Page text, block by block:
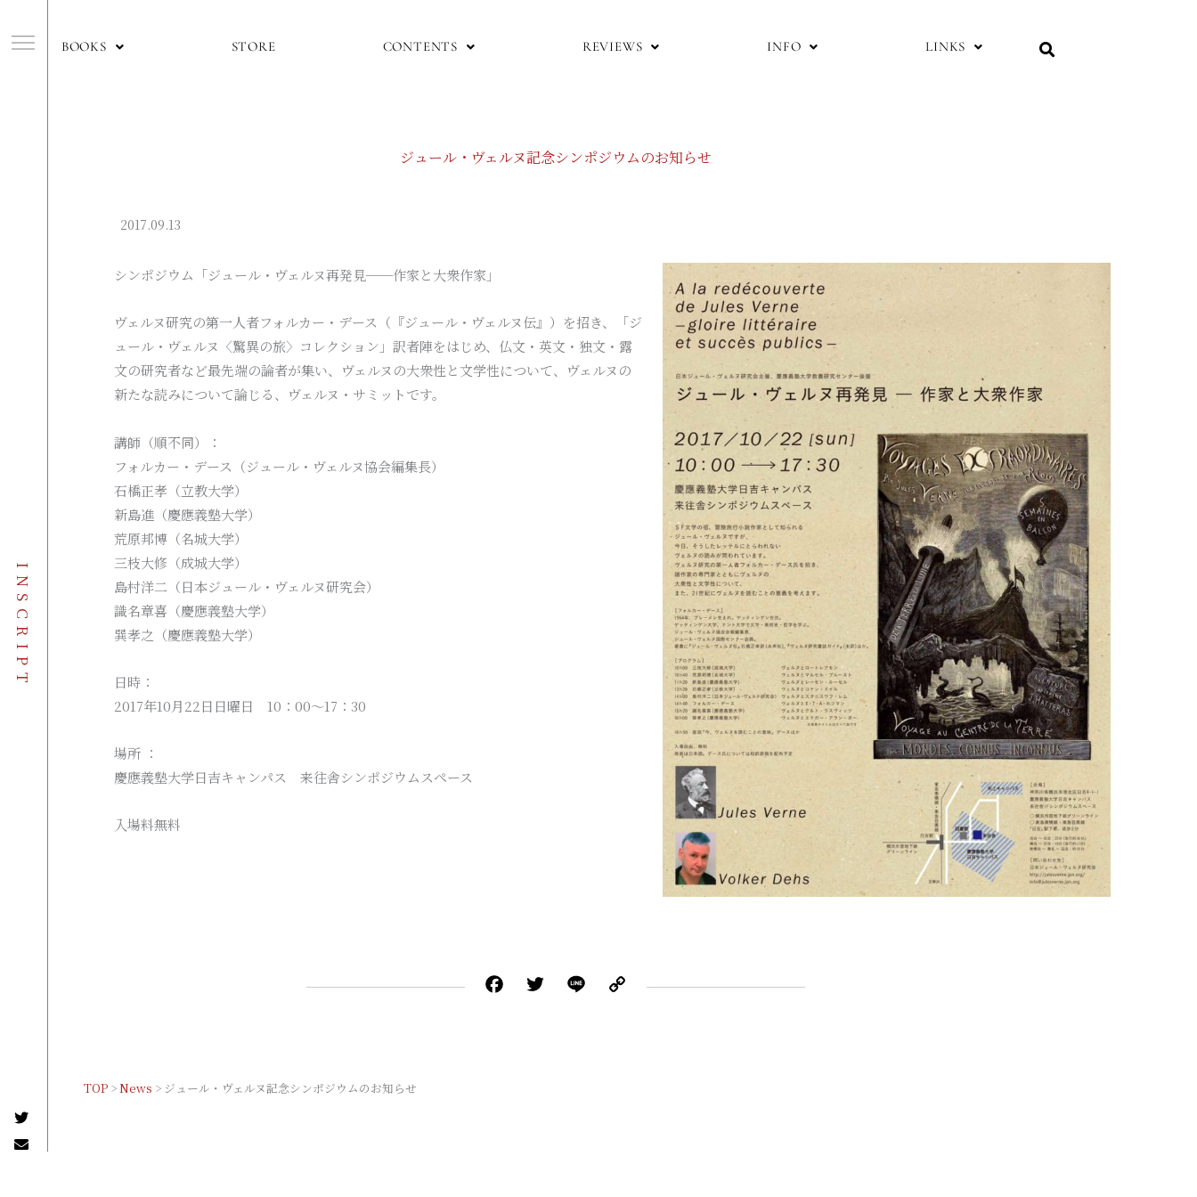
容
BOOKS STORE CONTENTS REVIEWS INFO LINKS
INSCRIPT
ジュール・ヴェルヌ記念シンポジウムのお知らせ
2017.09.13
シンポジウム「ジュール・ヴェルヌ再発見──作家と大衆作家」
ヴェルヌ研究の第一人者フォルカー・デース（『ジュール・ヴェルヌ伝』）を招き、「ジ
ュール・ヴェルヌ〈驚異の旅〉コレクション」訳者陣をはじめ、仏文・英文・独文・露
文の研究者など最先端の論者が集い、ヴェルヌの大衆性と文学性について、ヴェルヌの
新たな読みについて論じる、ヴェルヌ・サミットです。
講師（順不同）：
フォルカー・デース（ジュール・ヴェルヌ協会編集長）
石橋正孝（立教大学）
新島進（慶應義塾大学）
荒原邦博（名城大学）
三枝大修（成城大学）
島村洋二（日本ジュール・ヴェルヌ研究会）
識名章喜（慶應義塾大学）
巽孝之（慶應義塾大学）
日時：
2017年10月22日日曜日 10：00～17：30
場所 ：
慶應義塾大学日吉キャンパス 来往舎シンポジウムスペース
入場料無料
FacebookTwitter Line
Copy
TOP>News > ジュール・ヴェルヌ記念シンポジウムのお知らせ